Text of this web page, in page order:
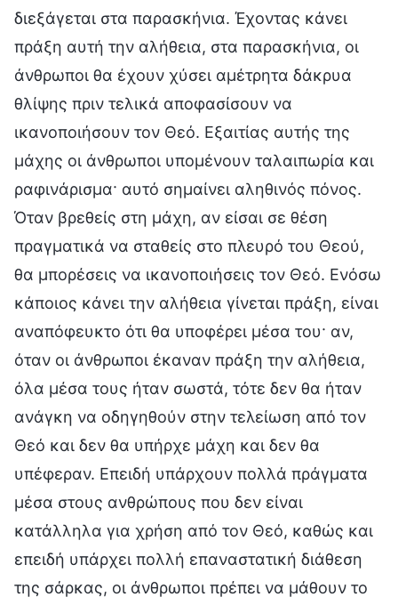
διεξάγεται στα παρασκήνια. Έχοντας κάνει
πράξη αυτή την αλήθεια, στα παρασκήνια, οι
άνθρωποι θα έχουν χύσει αμέτρητα δάκρυα
θλίψης πριν τελικά αποφασίσουν να
ικανοποιήσουν τον Θεό. Εξαιτίας αυτής της
μάχης οι άνθρωποι υπομένουν ταλαιπωρία και
ραφινάρισμα· αυτό σημαίνει αληθινός πόνος.
Όταν βρεθείς στη μάχη, αν είσαι σε θέση
πραγματικά να σταθείς στο πλευρό του Θεού,
θα μπορέσεις να ικανοποιήσεις τον Θεό. Ενόσω
κάποιος κάνει την αλήθεια γίνεται πράξη, είναι
αναπόφευκτο ότι θα υποφέρει μέσα του· αν,
όταν οι άνθρωποι έκαναν πράξη την αλήθεια,
όλα μέσα τους ήταν σωστά, τότε δεν θα ήταν
ανάγκη να οδηγηθούν στην τελείωση από τον
Θεό και δεν θα υπήρχε μάχη και δεν θα
υπέφεραν. Επειδή υπάρχουν πολλά πράγματα
μέσα στους ανθρώπους που δεν είναι
κατάλληλα για χρήση από τον Θεό, καθώς και
επειδή υπάρχει πολλή επαναστατική διάθεση
της σάρκας, οι άνθρωποι πρέπει να μάθουν το